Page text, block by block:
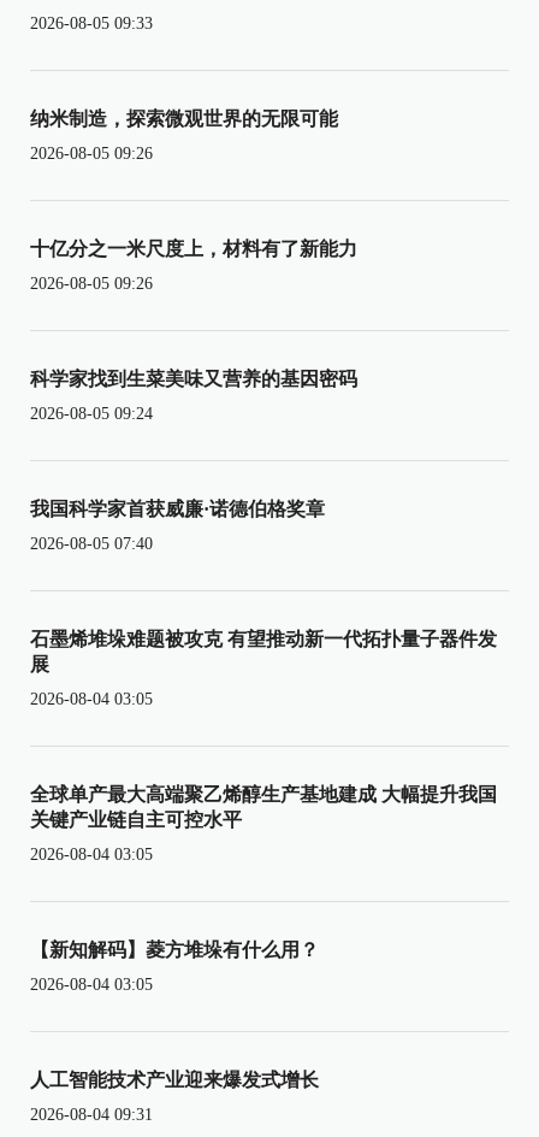
2026-08-05 09:33
纳米制造，探索微观世界的无限可能
2026-08-05 09:26
十亿分之一米尺度上，材料有了新能力
2026-08-05 09:26
科学家找到生菜美味又营养的基因密码
2026-08-05 09:24
我国科学家首获威廉·诺德伯格奖章
2026-08-05 07:40
石墨烯堆垛难题被攻克 有望推动新一代拓扑量子器件发
展
2026-08-04 03:05
全球单产最大高端聚乙烯醇生产基地建成 大幅提升我国
关键产业链自主可控水平
2026-08-04 03:05
【新知解码】菱方堆垛有什么用？
2026-08-04 03:05
人工智能技术产业迎来爆发式增长
2026-08-04 09:31